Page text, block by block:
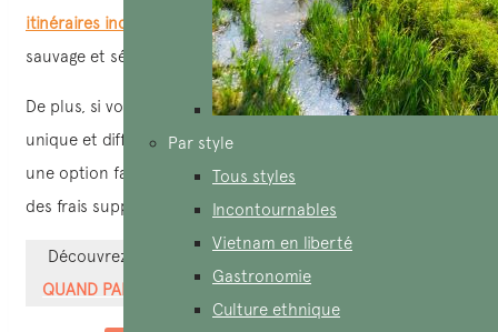
Par style
Tous styles
Incontournables
Vietnam en liberté
Gastronomie
Culture ethnique
itinéraires incontournablesoffrent une beauté plus
sauvage et séduisante.
De plus, si vous recherchez une expérience totalement
unique et différente, des vacances sur une île peuvent être
une option fantastique, bien que plus coûteuse en raison
des frais supplémentaires de vol ou de ferry.
Découvrez plus>>
CIRCUIT VIETNAM 15 JOURS :
QUAND PARTIR, QUEL BUDGET ET QUE VISITER ?